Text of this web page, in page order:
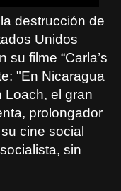
destrucción de
Unidos
filme “Carla’s
"En Nicaragua
Loach, el gran
prolongador
cine social
sin